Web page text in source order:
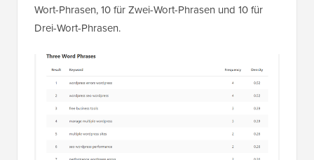
Wort-Phrasen, 10 für Zwei-Wort-Phrasen und 10 für
Drei-Wort-Phrasen.